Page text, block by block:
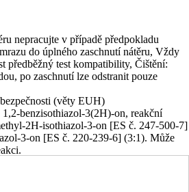
nepracujte v případě předpokladu
do úplného zaschnutí nátěru, Vždy
předběžný test kompatibility, Čištění:
po zaschnutí lze odstranit pouze
(věty EUH)
benzisothiazol-3(2H)-on, reakční
2H-isothiazol-3-on [ES č. 247-500-7]
3-on [ES č. 220-239-6] (3:1). Může